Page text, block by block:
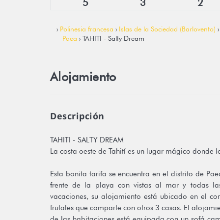
5 3 2
› Polinesia francesa › Islas de la Sociedad (Barlovento) ›
Paea › TAHITI - Salty Dream
Alojamiento
Descripción
TAHITI - SALTY DREAM
La costa oeste de Tahití es un lugar mágico donde
Esta bonita tarifa se encuentra en el distrito de
frente de la playa con vistas al mar y todas
vacaciones, su alojamiento está ubicado en el
frutales que comparte con otros 3 casas. El